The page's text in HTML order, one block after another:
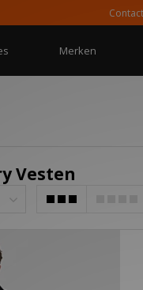
Contact
Merken
Vesten